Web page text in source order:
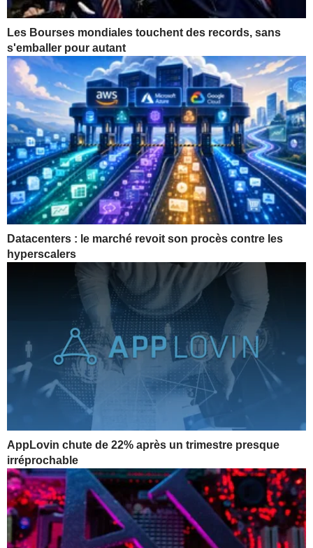
Les Bourses mondiales touchent des records, sans
s'emballer pour autant
Datacenters : le marché revoit son procès contre les
hyperscalers
AppLovin chute de 22% après un trimestre presque
irréprochable